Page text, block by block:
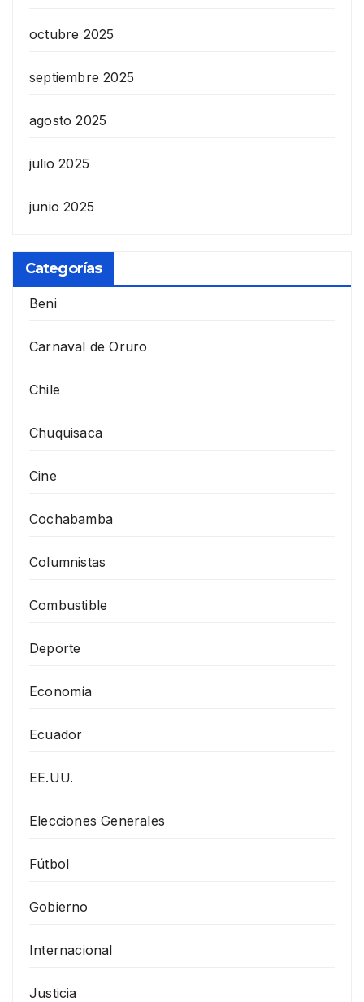
octubre 2025
septiembre 2025
agosto 2025
julio 2025
junio 2025
Categorías
Beni
Carnaval de Oruro
Chile
Chuquisaca
Cine
Cochabamba
Columnistas
Combustible
Deporte
Economía
Ecuador
EE.UU.
Elecciones Generales
Fútbol
Gobierno
Internacional
Justicia